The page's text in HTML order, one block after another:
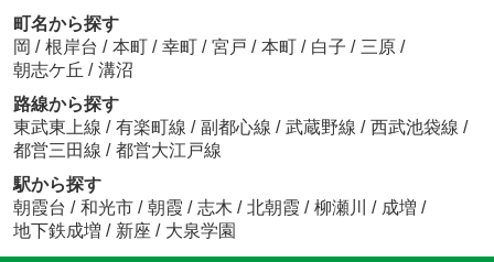
町名から探す
岡 / 根岸台 / 本町 / 幸町 / 宮戸 / 本町 / 白子 / 三原 /
朝志ケ丘 / 溝沼
路線から探す
東武東上線 / 有楽町線 / 副都心線 / 武蔵野線 / 西武池袋線 /
都営三田線 / 都営大江戸線
駅から探す
朝霞台 / 和光市 / 朝霞 / 志木 / 北朝霞 / 柳瀬川 / 成増 /
地下鉄成増 / 新座 / 大泉学園